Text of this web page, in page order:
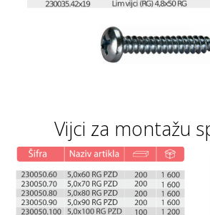
Vijci za montažu